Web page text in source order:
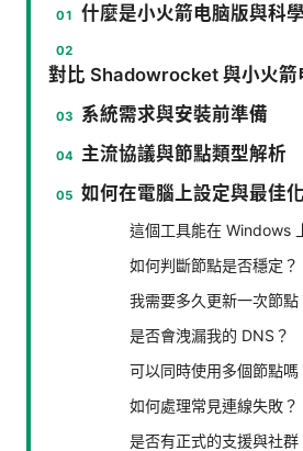
什麼是小火箭电脑版與科
對比 Shadowrocket 與小火箭
系統需求與安裝前準備
主流協議與節點類型解析
如何在電腦上設定與最佳化
這個工具能在 Windows
如何判斷節點是否穩定？
我需要多久更新一次節點
是否會洩漏我的 DNS？
可以同時使用多個節點嗎
如何處理常見連線失敗？
是否有正式的支援與社群